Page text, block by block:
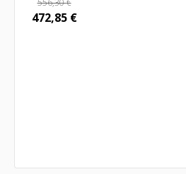
556,30€
472,85 €